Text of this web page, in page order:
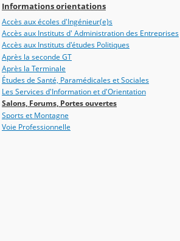
Informations orientations
Accès aux écoles d'Ingénieur(e)s
Accès aux Instituts d' Administration des Entreprises
Accès aux Instituts d'études Politiques
Après la seconde GT
Après la Terminale
Études de Santé, Paramédicales et Sociales
Les Services d'Information et d'Orientation
Salons, Forums, Portes ouvertes
Sports et Montagne
Voie Professionnelle